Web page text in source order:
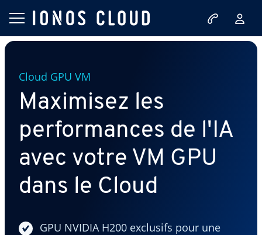
Cloud GPU VM
Maximisez les
performances de l'IA
avec votre VM GPU
dans le Cloud
GPU NVIDIA H200 exclusifs pour une